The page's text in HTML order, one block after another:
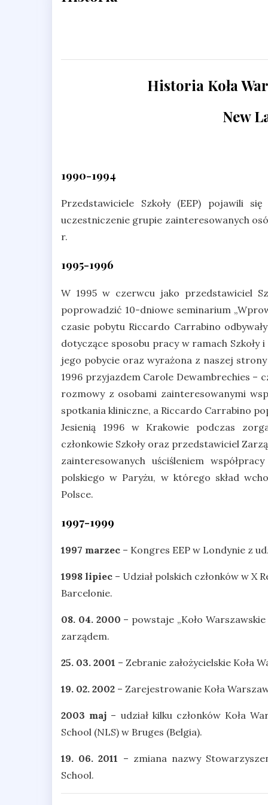
Historia Koła
New
1990-1994
Przedstawiciele Szkoły (EEP) pojawili
uczestniczenie grupie zainteresowanych
r.
1995-1996
W 1995 w czerwcu jako przedstawiciel
poprowadzić 10-dniowe seminarium
czasie pobytu Riccardo Carrabino
dotyczące sposobu pracy w ramach
jego pobycie oraz wyrażona z naszej
1996 przyjazdem Carole Dewambrechies –
rozmowy z osobami zainteresowanymi
spotkania kliniczne, a Riccardo Carrabino
Jesienią 1996 w Krakowie podczas
członkowie Szkoły oraz przedstawiciel
zainteresowanych uściśleniem
polskiego w Paryżu, w którego skład
Polsce.
1997-1999
1997 marzec – Kongres EEP w Londynie z
1998 lipiec – Udział polskich członków w
Barcelonie.
08. 04. 2000 – powstaje „Koło
zarządem.
25. 03. 2001 – Zebranie założycielskie Koła
19. 02. 2002 – Zarejestrowanie Koła
2003 maj – udział kilku członków Koła
School (NLS) w Bruges (Belgia).
19. 06. 2011 – zmiana nazwy
School.